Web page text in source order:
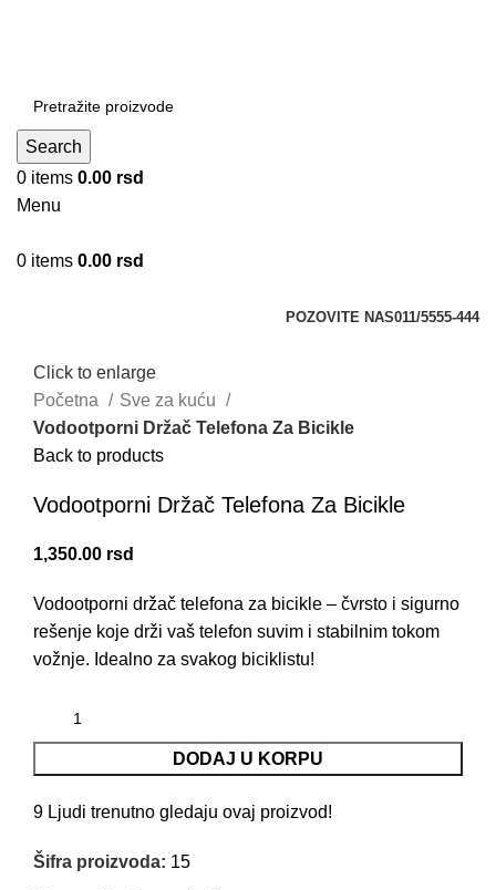
Search
0 items 0.00 rsd
Menu
0 items 0.00 rsd
POZOVITE NAS011/5555-444
Click to enlarge
Početna
Sve za kuću
Vodootporni Držač Telefona Za Bicikle
Back to products
Vodootporni Držač Telefona Za Bicikle
1,350.00 rsd
Vodootporni držač telefona za bicikle – čvrsto i sigurno
rešenje koje drži vaš telefon suvim i stabilnim tokom
vožnje. Idealno za svakog biciklistu!
DODAJ U KORPU
9 Ljudi trenutno gledaju ovaj proizvod!
Šifra proizvoda: 15